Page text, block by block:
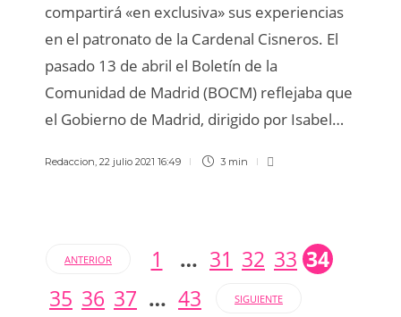
compartirá «en exclusiva» sus experiencias
en el patronato de la Cardenal Cisneros. El
pasado 13 de abril el Boletín de la
Comunidad de Madrid (BOCM) reflejaba que
el Gobierno de Madrid, dirigido por Isabel…
Redaccion 22 julio 2021 16:49 3 min
ANTERIOR 1 … 31 32 33 34
35 36 37 … 43 SIGUIENTE